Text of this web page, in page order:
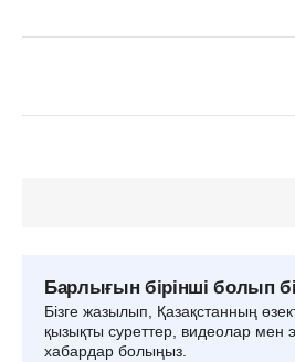
Барлығын бірінші болып
Бізге жазылып, Қазақстанның
қызықты суреттер, видеолар мен
хабардар болыңыз.